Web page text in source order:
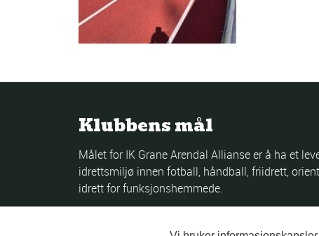
Klubbens mål
Målet for IK Grane Arendal Allianse er å ha et
idrettsmiljø innen fotball, håndball, friidrett,
idrett for funksjonshemmede.